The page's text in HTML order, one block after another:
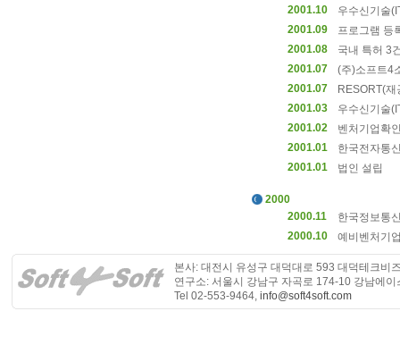
2001.10
우수신기술
2001.09
프로그램 등
2001.08
국내 특허 3
2001.07
(주)소프트4
2001.07
RESORT(
2001.03
우수신기술
2001.02
벤처기업확
2001.01
한국전자통
2001.01
법인 설립
2000
2000.11
한국정보통
2000.10
예비벤처기
본사: 대전시 유성구 대덕대로 593 대덕테크비
연구소: 서울시 강남구 자곡로 174-10 강남에
Tel 02-553-9464, info@soft4soft.com